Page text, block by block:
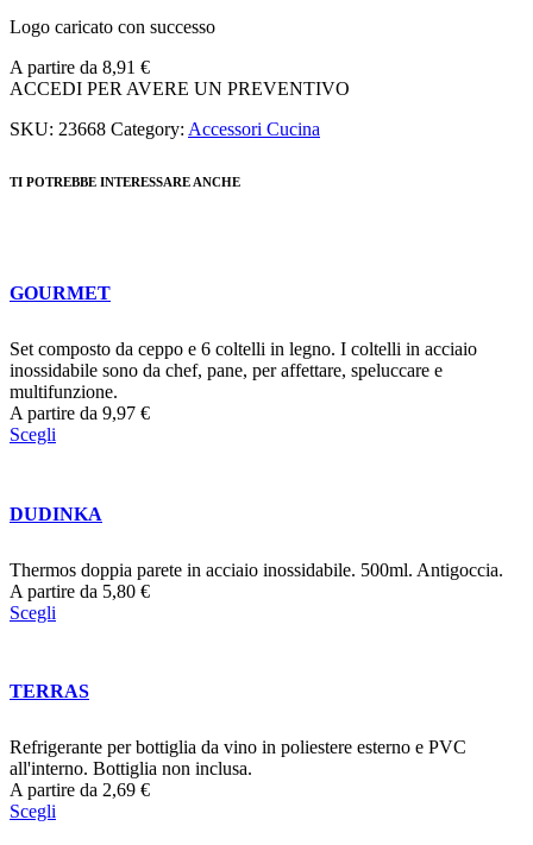
Logo caricato con successo
A partire da 8,91 €
ACCEDI PER AVERE UN PREVENTIVO
SKU: 23668 Category: Accessori Cucina
TI POTREBBE INTERESSARE ANCHE
GOURMET
Set composto da ceppo e 6 coltelli in legno. I coltelli in acciaio
inossidabile sono da chef, pane, per affettare, speluccare e
multifunzione.
A partire da 9,97 €
Scegli
DUDINKA
Thermos doppia parete in acciaio inossidabile. 500ml. Antigoccia.
A partire da 5,80 €
Scegli
TERRAS
Refrigerante per bottiglia da vino in poliestere esterno e PVC
all'interno. Bottiglia non inclusa.
A partire da 2,69 €
Scegli